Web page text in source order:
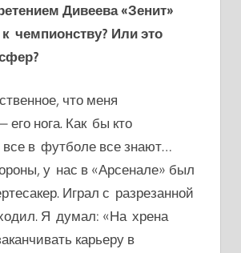
Дивеева «Зенит»
чемпионству? Или это
что меня
его нога. Как бы кто
в футболе все знают…
у нас в «Арсенале» был
Играл с разрезанной
Я думал: «На хрена
карьеру в